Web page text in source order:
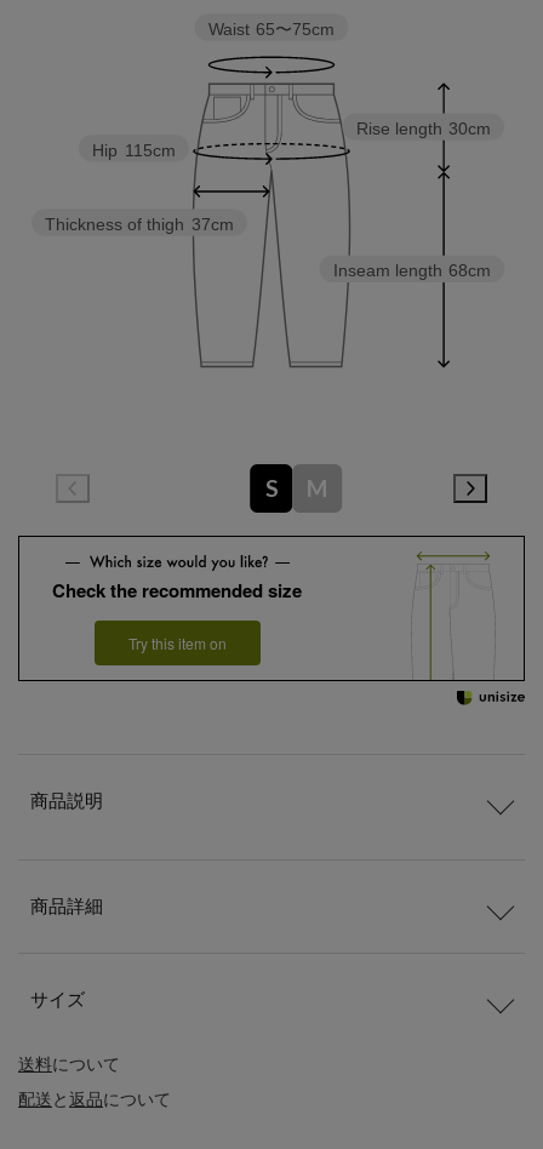
Inseam length 68cm
Rise length 30cm
Thickness of thigh 37cm
Hip 115cm
Waist 65〜75cm
S M
Check the recommended size
Try this item on
送料について
配送と返品について
商品説明
商品詳細
サイズ